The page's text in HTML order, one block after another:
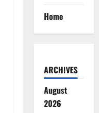
Home
ARCHIVES
August
2026